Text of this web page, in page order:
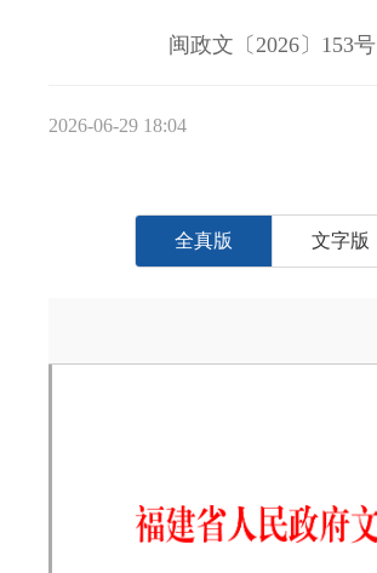
闽政文〔2026〕153号
2026-06-29 18:04
全真版 文字版